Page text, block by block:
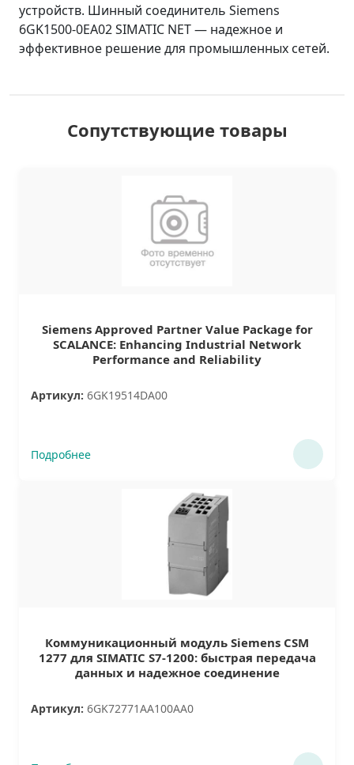
устройств. Шинный соединитель Siemens
6GK1500-0EA02 SIMATIC NET — надежное и
эффективное решение для промышленных сетей.
Сопутствующие товары
Siemens Approved Partner Value Package for
SCALANCE: Enhancing Industrial Network
Performance and Reliability
Артикул: 6GK19514DA00
Подробнее
Коммуникационный модуль Siemens CSM
1277 для SIMATIC S7-1200: быстрая передача
данных и надежное соединение
Артикул: 6GK72771AA100AA0